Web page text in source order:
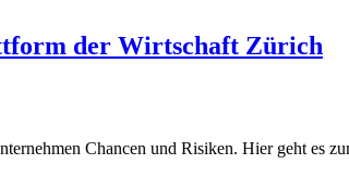
der Wirtschaft Zürich
Chancen und Risiken. Hier geht es